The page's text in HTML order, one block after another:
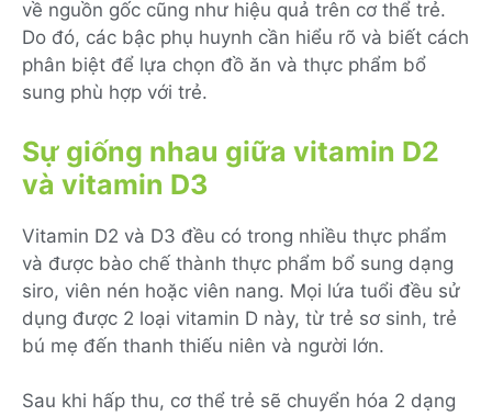
về nguồn gốc cũng như hiệu quả trên cơ thể trẻ.
Do đó, các bậc phụ huynh cần hiểu rõ và biết cách
phân biệt để lựa chọn đồ ăn và thực phẩm bổ
sung phù hợp với trẻ.
Sự giống nhau giữa vitamin D2
và vitamin D3
Vitamin D2 và D3 đều có trong nhiều thực phẩm
và được bào chế thành thực phẩm bổ sung dạng
siro, viên nén hoặc viên nang. Mọi lứa tuổi đều sử
dụng được 2 loại vitamin D này, từ trẻ sơ sinh, trẻ
bú mẹ đến thanh thiếu niên và người lớn.
Sau khi hấp thu, cơ thể trẻ sẽ chuyển hóa 2 dạng